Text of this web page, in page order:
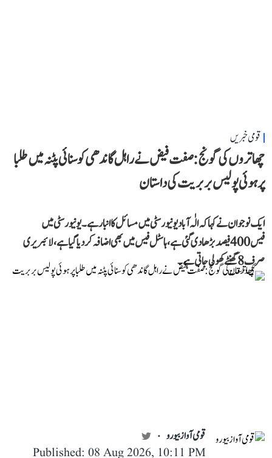
قومی خبریں
چھاتروں کی گونج: صفت فیض نے راہل گاندھی کو سنائی پٹنہ میں طلبا
پر ہوئی پولیس بربریت کی داستان
ایک نوجوان نے کہا کہ الٰہ آباد یونیورسٹی میں مسائل کا انبار ہے۔ یونیورسٹی میں
فیس 400 فیصد بڑھا دی گئی ہے، ہاسٹل فیس میں بھی اضافہ کر دیا گیا ہے، لائبریری
صرف 8 گھنٹے کھولی جاتی ہے۔
قومی آواز بیورو
Published: 08 Aug 2026, 10:11 PM